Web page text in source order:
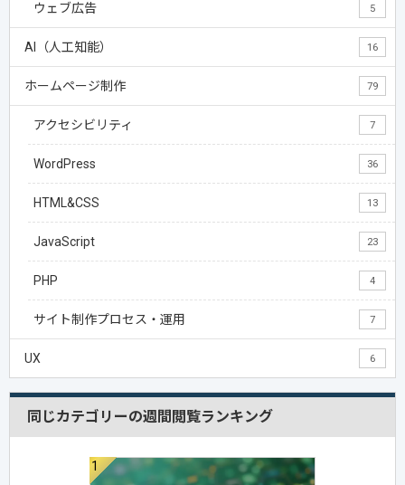
ウェブ広告 5
AI（人工知能） 16
ホームページ制作 79
アクセシビリティ 7
WordPress 36
HTML&CSS 13
JavaScript 23
PHP 4
サイト制作プロセス・運用 7
UX 6
同じカテゴリーの週間閲覧ランキング